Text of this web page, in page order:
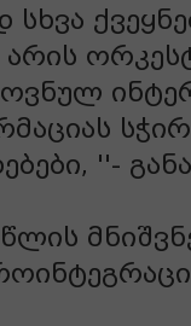
სხვა
არის
''-